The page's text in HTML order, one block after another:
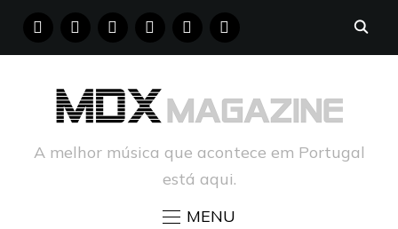
FACEBOOKINSTAGRAM
YOUTUBE PINTERESTTUMBLR
A melhor música que acontece em Portugal
está aqui.
MENU